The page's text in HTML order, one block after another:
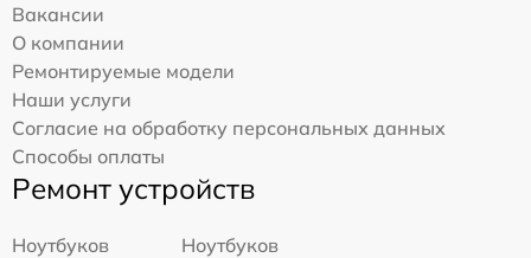
Вакансии
О компании
Ремонтируемые модели
Наши услуги
Согласие на обработку персональных данных
Способы оплаты
Ремонт устройств
Ноутбуков
Ноутбуков